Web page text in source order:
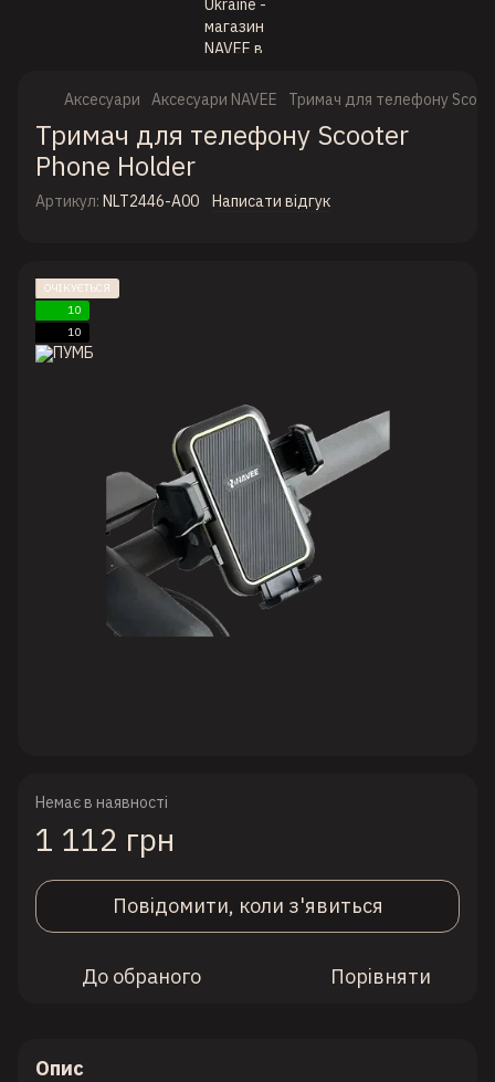
Аксесуари Аксесуари NAVEE Тримач для телефону
Тримач для телефону Scooter
Phone Holder
Артикул: NLT2446-A00 Написати відгук
ОЧІКУЄТЬСЯ
10
10
Немає в наявності
1 112 грн
Повідомити, коли з'явиться
До обраного Порівняти
Опис